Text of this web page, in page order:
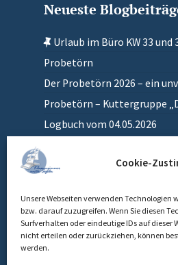
Cookie-
Unsere Webseiten verwenden
bzw. darauf zuzugreifen. Wenn Sie diesen
Surfverhalten oder eindeutige IDs auf dieser
nicht erteilen oder zurückziehen, können
werden.
Neueste
Urlaub im Büro KW 33 und
Probetörn
Der Probetörn 2026 – ein
Probetörn – Kuttergruppe
Logbuch vom 04.05.2026
Einlaufen